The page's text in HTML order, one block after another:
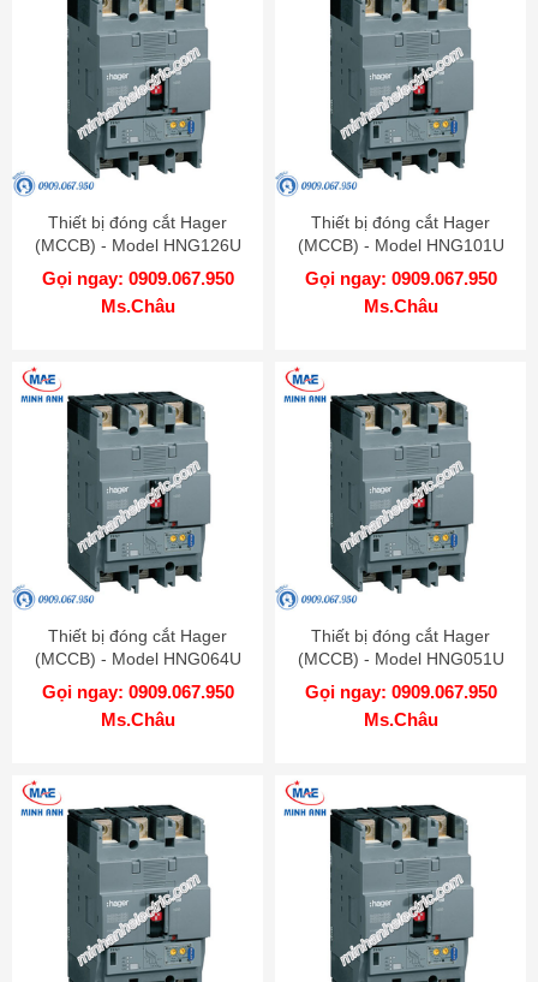
Thiết bị đóng cắt Hager
(MCCB) - Model HNG126U
Gọi ngay: 0909.067.950
Ms.Châu
Thiết bị đóng cắt Hager
(MCCB) - Model HNG101U
Gọi ngay: 0909.067.950
Ms.Châu
Thiết bị đóng cắt Hager
(MCCB) - Model HNG064U
Gọi ngay: 0909.067.950
Ms.Châu
Thiết bị đóng cắt Hager
(MCCB) - Model HNG051U
Gọi ngay: 0909.067.950
Ms.Châu